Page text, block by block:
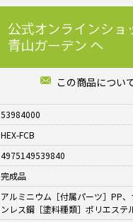
この商品につい
53984000
HEX-FCB
4975149539840
完成品
アルミニウム［付属パーツ］PP
ンレス鋼［塗料種類］ポリエステ